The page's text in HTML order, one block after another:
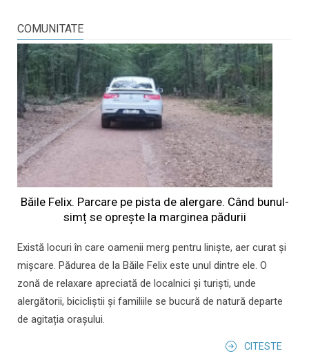
COMUNITATE
Băile Felix. Parcare pe pista de alergare. Când bunul-
simț se oprește la marginea pădurii
Există locuri în care oamenii merg pentru liniște, aer curat și
mișcare. Pădurea de la Băile Felix este unul dintre ele. O
zonă de relaxare apreciată de localnici și turiști, unde
alergătorii, bicicliștii și familiile se bucură de natură departe
de agitația orașului.
CITESTE